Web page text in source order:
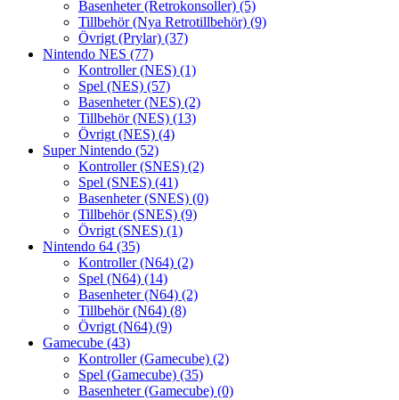
Basenheter (Retrokonsoller) (5)
Tillbehör (Nya Retrotillbehör) (9)
Övrigt (Prylar) (37)
Nintendo NES (77)
Kontroller (NES) (1)
Spel (NES) (57)
Basenheter (NES) (2)
Tillbehör (NES) (13)
Övrigt (NES) (4)
Super Nintendo (52)
Kontroller (SNES) (2)
Spel (SNES) (41)
Basenheter (SNES) (0)
Tillbehör (SNES) (9)
Övrigt (SNES) (1)
Nintendo 64 (35)
Kontroller (N64) (2)
Spel (N64) (14)
Basenheter (N64) (2)
Tillbehör (N64) (8)
Övrigt (N64) (9)
Gamecube (43)
Kontroller (Gamecube) (2)
Spel (Gamecube) (35)
Basenheter (Gamecube) (0)